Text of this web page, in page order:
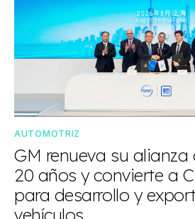
AUTOMOTRIZ
GM renueva su
20 años y convierte a
para desarrollo y
vehículos